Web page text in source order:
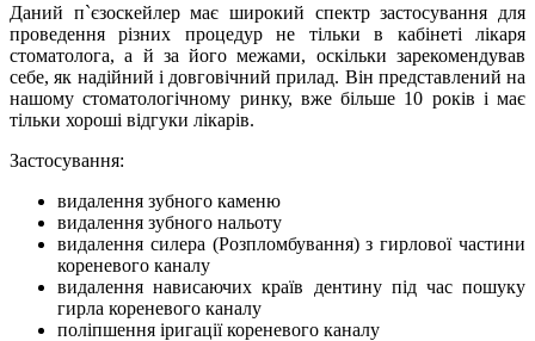
Даний п`єзоскейлер має широкий спектр застосування для
проведення різних процедур не тільки в кабінеті лікаря
стоматолога, а й за його межами, оскільки зарекомендував
себе, як надійний і довговічний прилад. Він представлений на
нашому стоматологічному ринку, вже більше 10 років і має
тільки хороші відгуки лікарів.
Застосування:
видалення зубного каменю
видалення зубного нальоту
видалення силера (Розпломбування) з гирлової частини
кореневого каналу
видалення нависаючих країв дентину під час пошуку
гирла кореневого каналу
поліпшення іригації кореневого каналу